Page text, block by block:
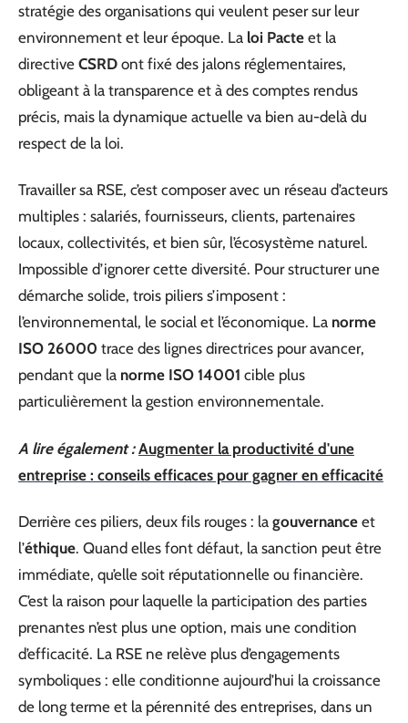
stratégie des organisations qui veulent peser sur leur
environnement et leur époque. La loi Pacte et la
directive CSRD ont fixé des jalons réglementaires,
obligeant à la transparence et à des comptes rendus
précis, mais la dynamique actuelle va bien au-delà du
respect de la loi.
Travailler sa RSE, c’est composer avec un réseau d’acteurs
multiples : salariés, fournisseurs, clients, partenaires
locaux, collectivités, et bien sûr, l’écosystème naturel.
Impossible d’ignorer cette diversité. Pour structurer une
démarche solide, trois piliers s’imposent :
l’environnemental, le social et l’économique. La norme
ISO 26000 trace des lignes directrices pour avancer,
pendant que la norme ISO 14001 cible plus
particulièrement la gestion environnementale.
A lire également : Augmenter la productivité d'une
entreprise : conseils efficaces pour gagner en efficacité
Derrière ces piliers, deux fils rouges : la gouvernance et
l’éthique. Quand elles font défaut, la sanction peut être
immédiate, qu’elle soit réputationnelle ou financière.
C’est la raison pour laquelle la participation des parties
prenantes n’est plus une option, mais une condition
d’efficacité. La RSE ne relève plus d’engagements
symboliques : elle conditionne aujourd’hui la croissance
de long terme et la pérennité des entreprises, dans un